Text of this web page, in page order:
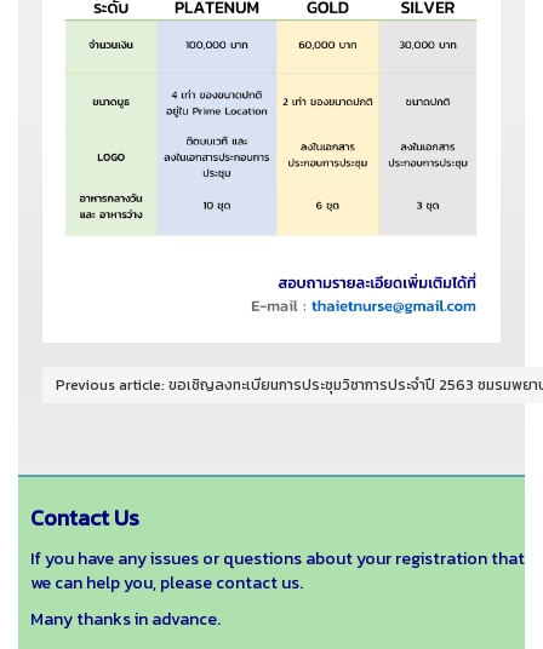
Previous article: ขอเชิญลงทะเบียนการประชุมวิชาการประจำปี 2563 ชมรม
Contact Us
If you have any issues or questions about your registration that
we can help you, please contact us.
Many thanks in advance.